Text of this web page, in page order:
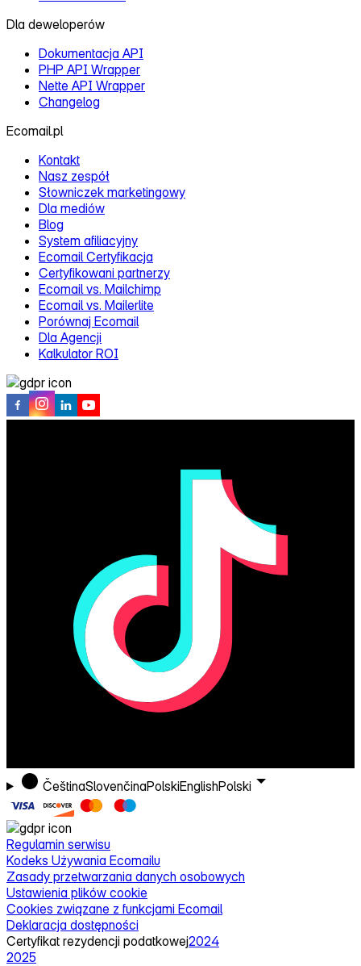
Dla deweloperów
Dokumentacja API
PHP API Wrapper
Nette API Wrapper
Changelog
Ecomail.pl
Kontakt
Nasz zespół
Słowniczek marketingowy
Dla mediów
Blog
System afiliacyjny
Ecomail Certyfikacja
Certyfikowani partnerzy
Ecomail vs. Mailchimp
Ecomail vs. Mailerlite
Porównaj Ecomail
Dla Agencji
Kalkulator ROI
ČeštinaSlovenčinaPolskiEnglishPolski
Regulamin serwisu
Kodeks Używania Ecomailu
Zasady przetwarzania danych osobowych
Ustawienia plików cookie
Cookies związane z funkcjami Ecomail
Deklaracja dostępności
Certyfikat rezydencji podatkowej2024
2025